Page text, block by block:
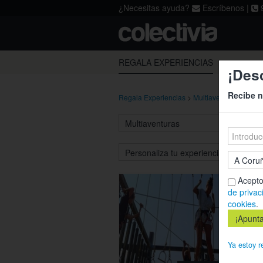
¿Necesitas ayuda? Escríbenos |
Acepto lostérminos , la política de
REGALA EXPERIENCIAS
Regala Experiencias > Multiaventuras>Noja
Recibe
de
cookies.
Ya estoy